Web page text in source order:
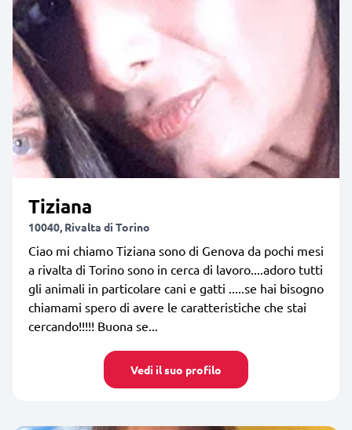
Tiziana
10040, Rivalta di Torino
Ciao mi chiamo Tiziana sono di Genova da pochi mesi
a rivalta di Torino sono in cerca di lavoro....adoro tutti
gli animali in particolare cani e gatti .....se hai bisogno
chiamami spero di avere le caratteristiche che stai
cercando!!!!! Buona se...
Vedi il suo profilo